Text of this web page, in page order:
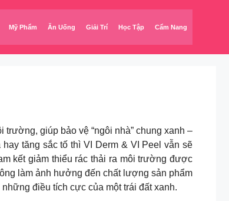
Mỹ Phẩm Ăn Uống Giải Trí Học Tập Cẩm Nang
giúp bảo vệ “ngôi nhà” chung xanh –
tăng sắc tố thì VI Derm & VI Peel vẫn sẽ
kết giảm thiểu rác thải ra môi trường được
làm ảnh hưởng đến chất lượng sản phẩm
điều tích cực của một trái đất xanh.